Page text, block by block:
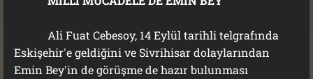
Ali Fuat Cebesoy, 14 Eylül tarihli telgrafında
Eskişehir'e geldiğini ve Sivrihisar dolaylarından
Emin Bey'in de görüşme de hazır bulunması